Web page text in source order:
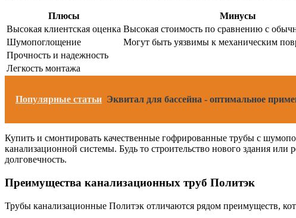
Плюсы
Минусы
Высокая клиентская оценка Высокая стоимость по сравнению с
Шумопоглощение
Могут быть уязвимы к механическим
Прочность и надежность
Легкость монтажа
Популярные статьи Эквитал для бассейна - оптимальное
Купить и смонтировать качественные гофрированные трубы с
канализационной системы. Будь то строительство нового здания
долговечность.
Преимущества канализационных труб Политэк
Трубы канализационные Политэк отличаются рядом преимуществ,